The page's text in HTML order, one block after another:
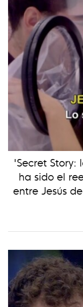
'Secret Story:
ha sido el
entre Jesús